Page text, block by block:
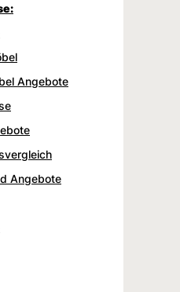
Angebote
Angebote